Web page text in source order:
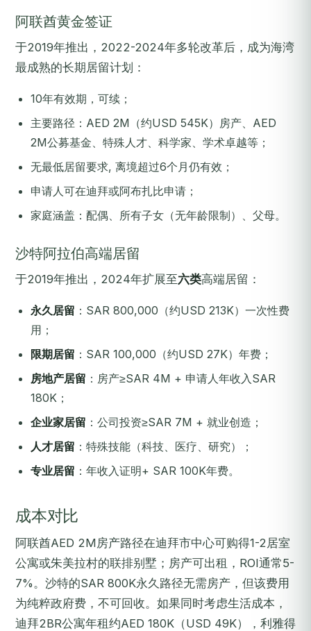
阿联酋黄金签证
于2019年推出，2022-2024年多轮改革后，成为海湾
最成熟的长期居留计划：
10年有效期，可续；
主要路径：AED 2M（约USD 545K）房产、AED
2M公募基金、特殊人才、科学家、学术卓越等；
无最低居留要求, 离境超过6个月仍有效；
申请人可在迪拜或阿布扎比申请；
家庭涵盖：配偶、所有子女（无年龄限制）、父母。
沙特阿拉伯高端居留
于2019年推出，2024年扩展至六类高端居留：
永久居留 ：SAR 800,000（约USD 213K）一次性费
用；
限期居留 ：SAR 100,000（约USD 27K）年费；
房地产居留 ：房产≥SAR 4M + 申请人年收入SAR
180K；
企业家居留 ：公司投资≥SAR 7M + 就业创造；
人才居留 ：特殊技能（科技、医疗、研究）；
专业居留 ：年收入证明+ SAR 100K年费。
成本对比
阿联酋AED 2M房产路径在迪拜市中心可购得1-2居室
公寓或朱美拉村的联排别墅；房产可出租，ROI通常5-
7%。沙特的SAR 800K永久路径无需房产，但该费用
为纯粹政府费，不可回收。如果同时考虑生活成本，
迪拜2BR公寓年租约AED 180K（USD 49K），利雅得